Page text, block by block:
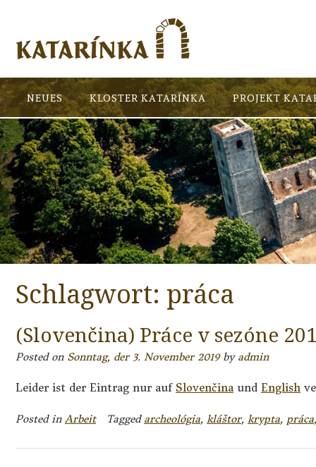
NEUES KLOSTER KATARÍNKA PROJEKT
Schlagwort: práca
(Slovenčina) Práce v sezóne
Posted on Sonntag, der 3. November 2019by admin
Leider ist der Eintrag nur auf Slovenčina und English
Posted inArbeit Tagged archeológia, kláštor, krypta, práca